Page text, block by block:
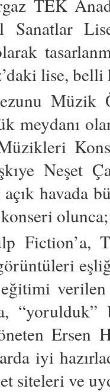
TEK
Sanatlar
lise,
Müzik
meydanı
Neşet
havada
Fiction’a,
Ersen
iyi
siteleri ve